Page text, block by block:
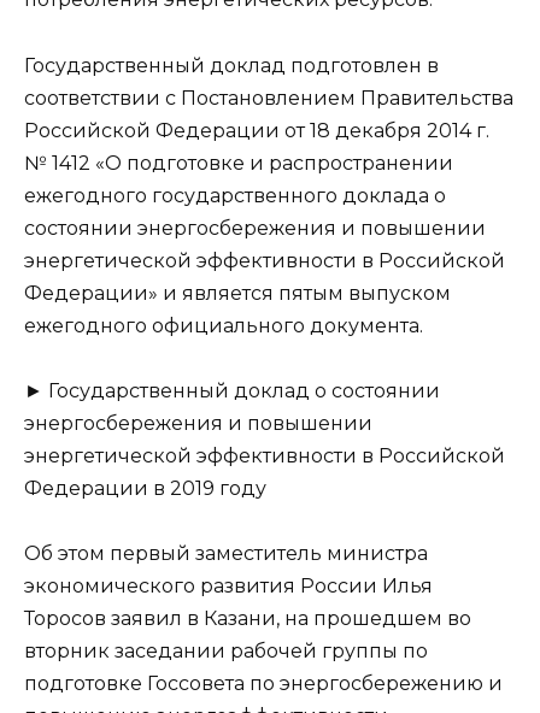
Государственный доклад подготовлен в
соответствии с Постановлением Правительства
Российской Федерации от 18 декабря 2014 г.
№ 1412 «О подготовке и распространении
ежегодного государственного доклада о
состоянии энергосбережения и повышении
энергетической эффективности в Российской
Федерации» и является пятым выпуском
ежегодного официального документа.
► Государственный доклад о состоянии
энергосбережения и повышении
энергетической эффективности в Российской
Федерации в 2019 году
Об этом первый заместитель министра
экономического развития России Илья
Торосов заявил в Казани, на прошедшем во
вторник заседании рабочей группы по
подготовке Госсовета по энергосбережению и